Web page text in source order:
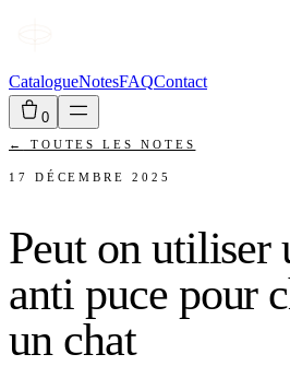
CatalogueNotesFAQContact
0
← TOUTES LES NOTES
17 DÉCEMBRE 2025
Peut on utiliser
anti puce pour
un chat